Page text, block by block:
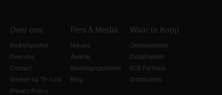
Over ons
Bedrijfsprofiel
Over ons
Contact
Werken bij TP-Link
Privacy Policy
Pers & Media
Nieuws
Awards
Beveiligingsadvies
Blog
Waar te Koop
Onlinewinkels
Detailhandel
B2B Partners
Distributors